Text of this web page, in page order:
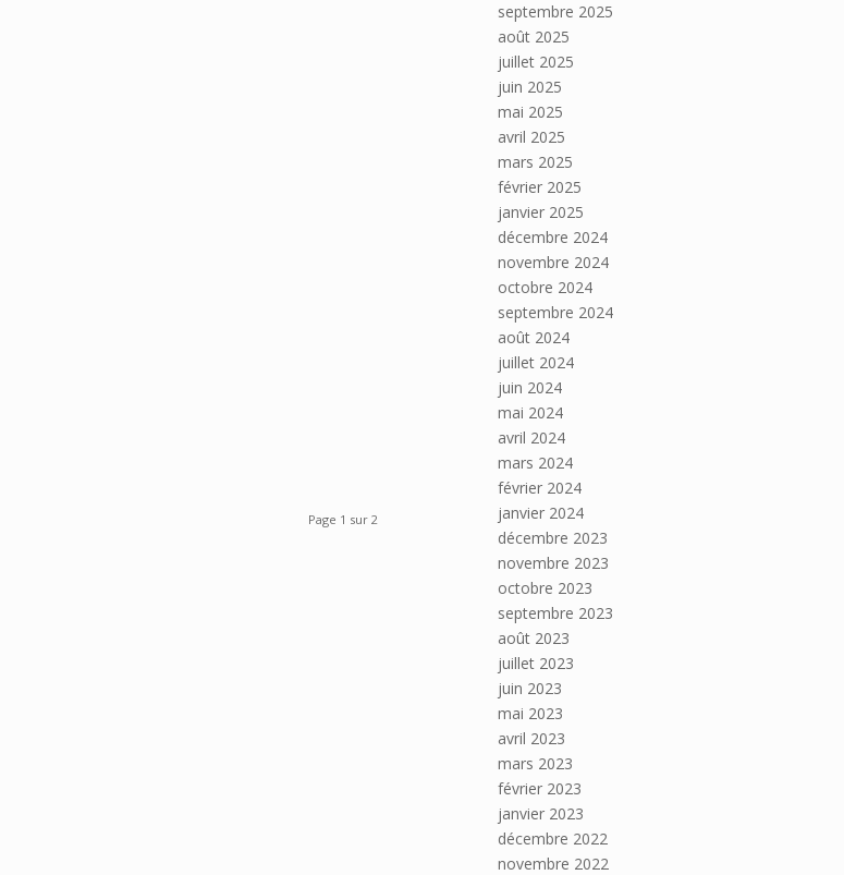
Page 1 sur 2
septembre 2025
août 2025
juillet 2025
juin 2025
mai 2025
avril 2025
mars 2025
février 2025
janvier 2025
décembre 2024
novembre 2024
octobre 2024
septembre 2024
août 2024
juillet 2024
juin 2024
mai 2024
avril 2024
mars 2024
février 2024
janvier 2024
décembre 2023
novembre 2023
octobre 2023
septembre 2023
août 2023
juillet 2023
juin 2023
mai 2023
avril 2023
mars 2023
février 2023
janvier 2023
décembre 2022
novembre 2022